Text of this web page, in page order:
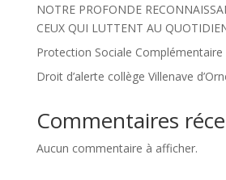
NOTRE PROFONDE
CEUX QUI LUTTENT AU
Protection Sociale Complémentaire
Droit d’alerte collège Villenave
Commentaires
Aucun commentaire à afficher.